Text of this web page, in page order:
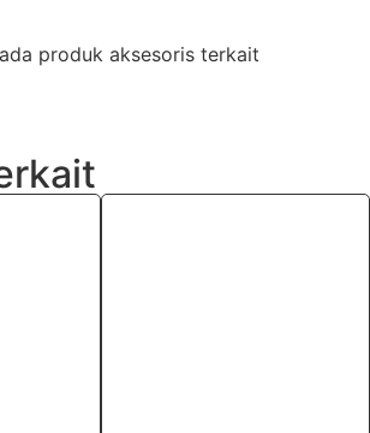
produk aksesoris terkait